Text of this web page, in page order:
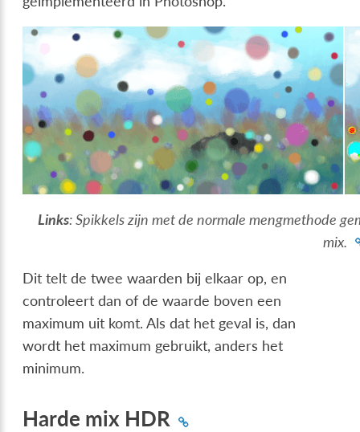
Links: Spikkels zijn met de normale mengmethode
mix.
Dit telt de twee waarden bij elkaar op, en
controleert dan of de waarde boven een
maximum uit komt. Als dat het geval is, dan
wordt het maximum gebruikt, anders het
minimum.
Harde mix HDR